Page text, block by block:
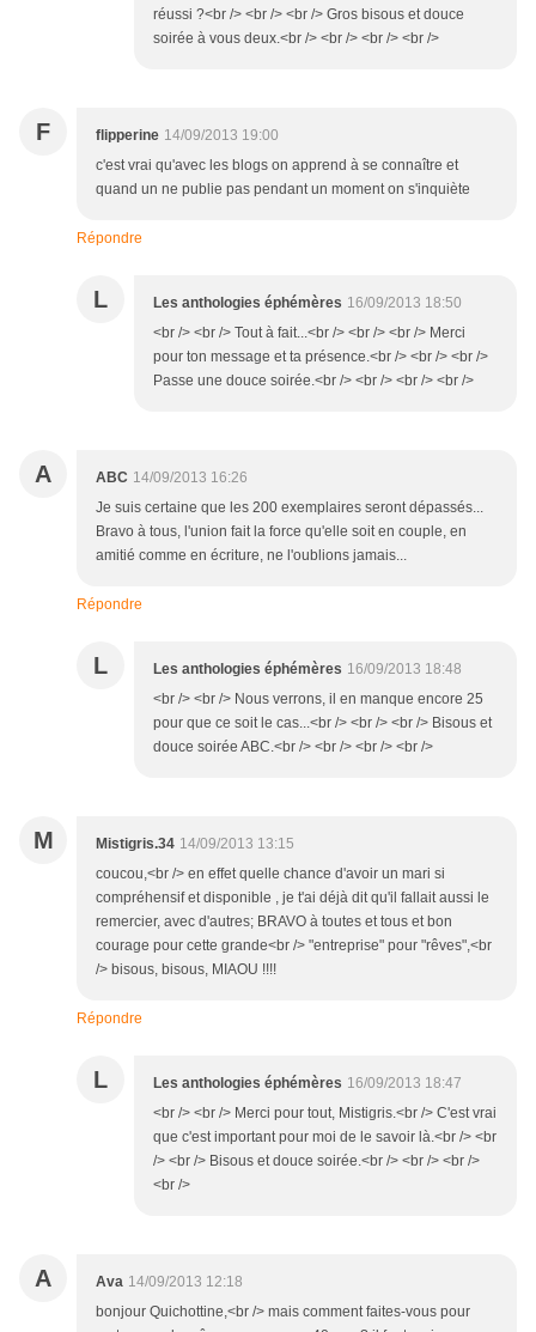
réussi ?<br /> <br /> <br /> Gros bisous et douce
soirée à vous deux.<br /> <br /> <br /> <br />
F flipperine 14/09/2013 19:00
c'est vrai qu'avec les blogs on apprend à se connaître et
quand un ne publie pas pendant un moment on s'inquiète
Répondre
L Les anthologies éphémères 16/09/2013 18:50
<br /> <br /> Tout à fait...<br /> <br /> <br /> Merci
pour ton message et ta présence.<br /> <br /> <br />
Passe une douce soirée.<br /> <br /> <br /> <br />
A ABC 14/09/2013 16:26
Je suis certaine que les 200 exemplaires seront dépassés...
Bravo à tous, l'union fait la force qu'elle soit en couple, en
amitié comme en écriture, ne l'oublions jamais...
Répondre
L Les anthologies éphémères 16/09/2013 18:48
<br /> <br /> Nous verrons, il en manque encore 25
pour que ce soit le cas...<br /> <br /> <br /> Bisous et
douce soirée ABC.<br /> <br /> <br /> <br />
M Mistigris.34 14/09/2013 13:15
coucou,<br /> en effet quelle chance d'avoir un mari si
compréhensif et disponible , je t'ai déjà dit qu'il fallait aussi le
remercier, avec d'autres; BRAVO à toutes et tous et bon
courage pour cette grande<br /> "entreprise" pour "rêves",<br
/> bisous, bisous, MIAOU !!!!
Répondre
L Les anthologies éphémères 16/09/2013 18:47
<br /> <br /> Merci pour tout, Mistigris.<br /> C'est vrai
que c'est important pour moi de le savoir là.<br /> <br
/> <br /> Bisous et douce soirée.<br /> <br /> <br />
<br />
A Ava 14/09/2013 12:18
bonjour Quichottine,<br /> mais comment faites-vous pour